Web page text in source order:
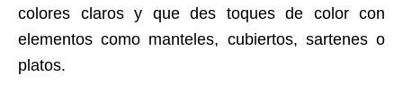
colores claros y que des toques de color con
elementos como manteles, cubiertos, sartenes o
platos.